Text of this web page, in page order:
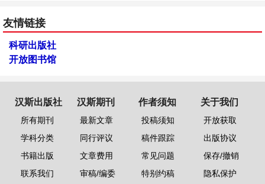
友情链接
科研出版社
开放图书馆
汉斯出版社
所有期刊
学科分类
书籍出版
联系我们
汉斯期刊
最新文章
同行评议
文章费用
审稿/编委
作者须知
投稿须知
稿件跟踪
常见问题
特别约稿
关于我们
开放获取
出版协议
保存/撤销
隐私保护